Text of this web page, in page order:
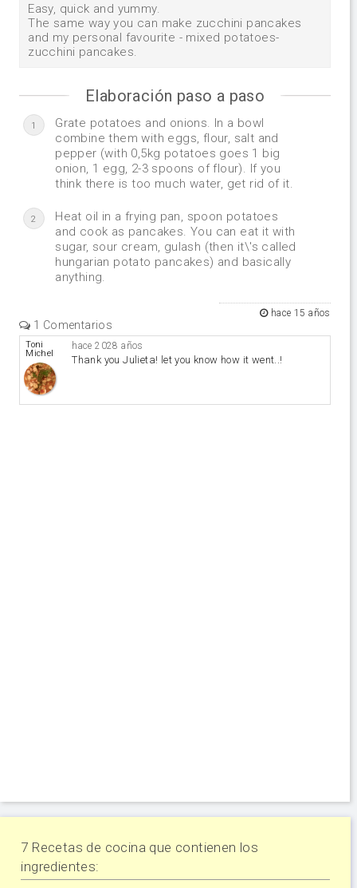
Easy, quick and yummy.
The same way you can make zucchini pancakes
and my personal favourite - mixed potatoes-
zucchini pancakes.
Elaboración paso a paso
1
Grate potatoes and onions. In a bowl
combine them with eggs, flour, salt and
pepper (with 0,5kg potatoes goes 1 big
onion, 1 egg, 2-3 spoons of flour). If you
think there is too much water, get rid of it.
2
Heat oil in a frying pan, spoon potatoes
and cook as pancakes. You can eat it with
sugar, sour cream, gulash (then it\'s called
hungarian potato pancakes) and basically
anything.
hace 15 años
1 Comentarios
Toni
Michel
Caubet
hace 2028 años
Thank you Julieta! let you know how it went..!
7 Recetas de cocina que contienen los
ingredientes: